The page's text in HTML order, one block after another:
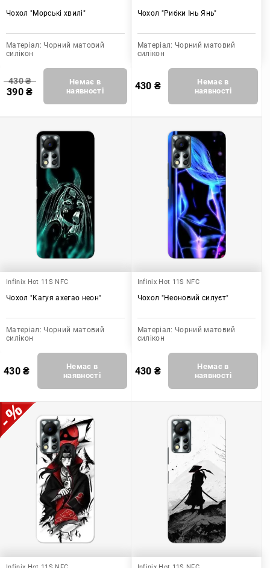
Чохол "Морські хвилі"
Матеріал: Чорний матовий
силікон
430₴
390₴
Немає в
наявності
Чохол "Рибки Інь Янь"
Матеріал: Чорний матовий
силікон
430 ₴
Немає в
наявності
Infinix Hot 11S NFC
Чохол "Кагуя ахегао неон"
Матеріал: Чорний матовий
силікон
430₴
Немає в
наявності
Infinix Hot 11S NFC
Чохол "Неоновий силуєт"
Матеріал: Чорний матовий
силікон
430 ₴
Немає в
наявності